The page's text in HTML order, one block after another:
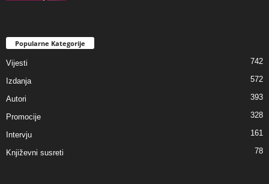
Popularne Kategorije
Vijesti 742
Izdanja 572
Autori 393
Promocije 328
Intervju 161
Književni susreti 78